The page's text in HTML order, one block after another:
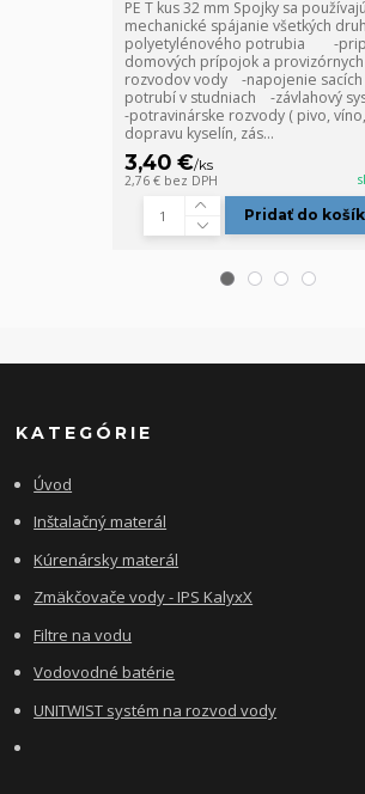
PE T kus 32 mm Spojky sa
mechanické spájanie všetkých
polyetylénového potrubia -
domových prípojok a provizórnych
rozvodov vody -napojenie sacích
potrubí v studniach -závlahový
-potravinárske rozvody ( pivo,
dopravu kyselín, zás...
3,40 €/ks
2,76 € bez DPH
Pridať do
KATEGÓRIE
Úvod
Inštalačný materál
Kúrenársky materál
Zmäkčovače vody - IPS KalyxX
Filtre na vodu
Vodovodné batérie
UNITWIST systém na rozvod vody